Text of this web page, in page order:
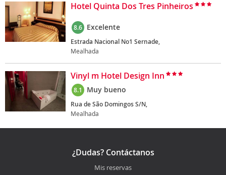
Hotel Quinta Dos Tres Pinheiros
8.6 Excelente
Estrada Nacional No1 Sernade,
Mealhada
Vinyl m Hotel Design Inn
8.1 Muy bueno
Rua de São Domingos S/N,
Mealhada
¿Dudas? Contáctanos
Mis reservas